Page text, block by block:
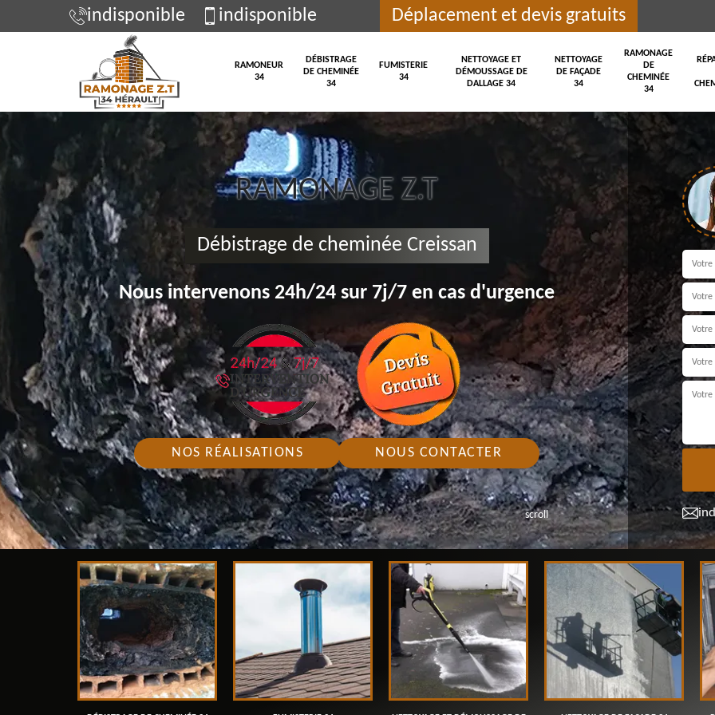
indisponible indisponible Déplacement et devis gratuits
RAMONEUR
34
DÉBISTRAGE
DE CHEMINÉE
34
FUMISTERIE
34
NETTOYAGE ET
DÉMOUSSAGE DE
DALLAGE 34
NETTOYAGE
DE FAÇADE
34
RAMONAGE
DE
CHEMINÉE
34
scroll
RAMONAGE Z.T
Débistrage de cheminée Creissan
Nous intervenons 24h/24 sur 7j/7 en cas d'urgence
NOS RÉALISATIONS NOUS CONTACTER